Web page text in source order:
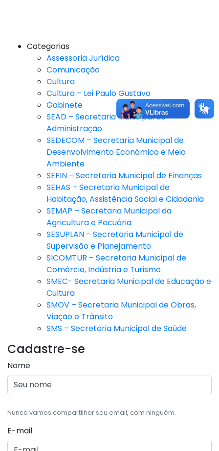
Categorias
Assessoria Jurídica
Comunicação
Cultura
Cultura – Lei Paulo Gustavo
Gabinete
SEAD – Secretaria Municipal de
Administração
SEDECOM – Secretaria Municipal de
Desenvolvimento Econômico e Meio
Ambiente
SEFIN – Secretaria Municipal de Finanças
SEHAS – Secretaria Municipal de
Habitação, Assistência Social e Cidadania
SEMAP – Secretaria Municipal da
Agricultura e Pecuária
SESUPLAN – Secretaria Municipal de
Supervisão e Planejamento
SICOMTUR – Secretaria Municipal de
Comércio, Indústria e Turismo
SMEC- Secretaria Municipal de Educação e
Cultura
SMOV – Secretaria Municipal de Obras,
Viação e Trânsito
SMS – Secretaria Municipal de Saúde
Cadastre-se
Nome
Nunca vamos compartilhar seu email, com ninguém.
E-mail